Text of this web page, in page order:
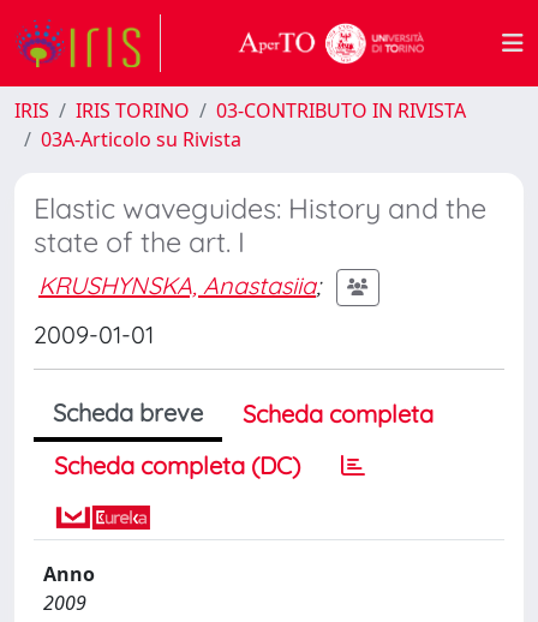
IRIS IRIS TORINO
03-CONTRIBUTO IN RIVISTA
03A-Articolo su Rivista
Elastic waveguides: History and the
state of the art. I
KRUSHYNSKA, Anastasiia;
2009-01-01
Scheda breve
Scheda completa
Scheda completa (DC)
Anno
2009